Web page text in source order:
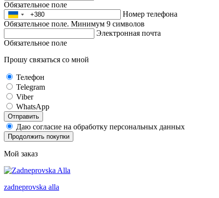
Обязательное поле
Номер телефона
Обязательное поле. Минимум 9 символов
Электронная почта
Обязательное поле
Прошу связаться со мной
Телефон
Telegram
Viber
WhatsApp
Отправить
Даю согласие на обработку персональных данных
Продолжить покупки
Мой заказ
zadneprovska alla